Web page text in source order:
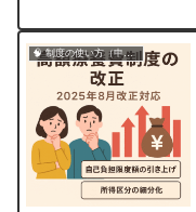
🧠 制度の使い方（申請・相談など）